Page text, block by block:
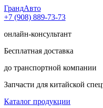
ГрандАвто
+7 (908) 889-73-73
онлайн-консультант
Бесплатная доставка
до транспортной компании
Запчасти для китайской
Каталог продукции